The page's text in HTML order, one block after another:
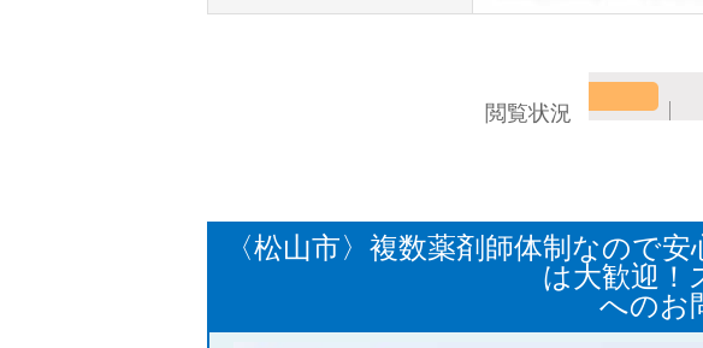
閲覧状況
〈松山市〉複数薬剤師体制なので
は大歓迎
へのお